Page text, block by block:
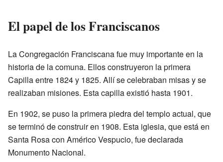
El papel de los Franciscanos
La Congregación Franciscana fue muy importante en la
historia de la comuna. Ellos construyeron la primera
Capilla entre 1824 y 1825. Allí se celebraban misas y se
realizaban misiones. Esta capilla existió hasta 1901.
En 1902, se puso la primera piedra del templo actual, que
se terminó de construir en 1908. Esta iglesia, que está en
Santa Rosa con Américo Vespucio, fue declarada
Monumento Nacional.